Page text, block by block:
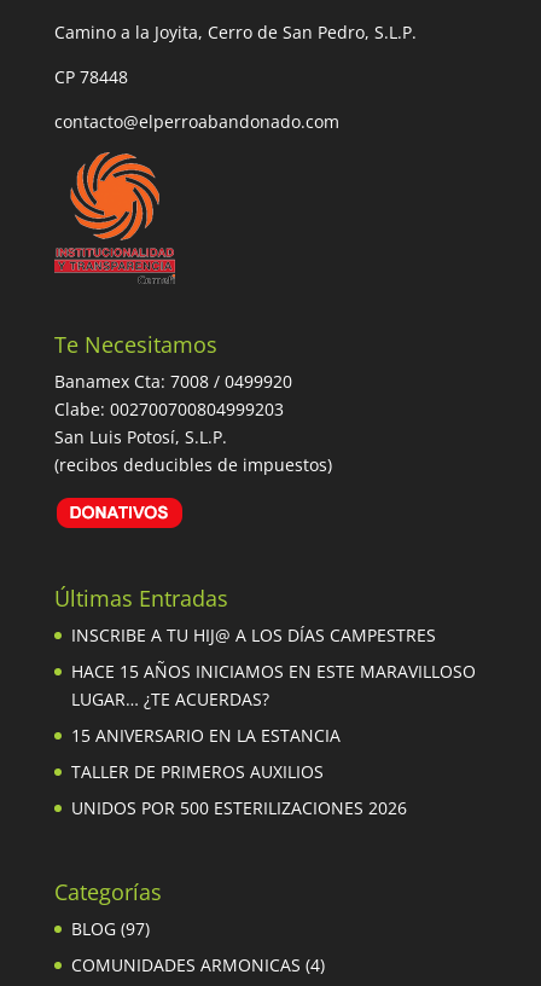
Camino a la Joyita, Cerro de San Pedro, S.L.P.
CP 78448
contacto@elperroabandonado.com
Te Necesitamos
Banamex Cta: 7008 / 0499920
Clabe: 002700700804999203
San Luis Potosí, S.L.P.
(recibos deducibles de impuestos)
Últimas Entradas
INSCRIBE A TU HIJ@ A LOS DÍAS CAMPESTRES
HACE 15 AÑOS INICIAMOS EN ESTE MARAVILLOSO
LUGAR… ¿TE ACUERDAS?
15 ANIVERSARIO EN LA ESTANCIA
TALLER DE PRIMEROS AUXILIOS
UNIDOS POR 500 ESTERILIZACIONES 2026
Categorías
BLOG(97)
COMUNIDADES ARMONICAS (4)